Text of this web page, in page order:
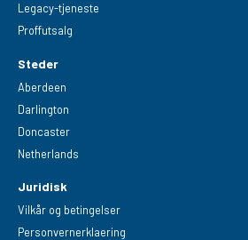
Legacy-tjeneste
Proffutsalg
Steder
Aberdeen
Darlington
Doncaster
Netherlands
Juridisk
Vilkår og betingelser
Personvernerklaering